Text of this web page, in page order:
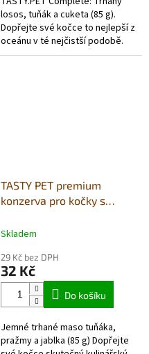
losos, tuňák a cuketa (85 g).
Dopřejte své kočce to nejlepší z
oceánu v té nejčistší podobě.
Kompletní mokré krmivo pro
TASTY PET premium
konzerva pro kočky s
jablka ve vývaru 85g
Skladem
29 Kč bez DPH
32 Kč
Do košíku
Jemné trhané maso tuňáka,
pražmy a jablka (85 g) Dopřejte